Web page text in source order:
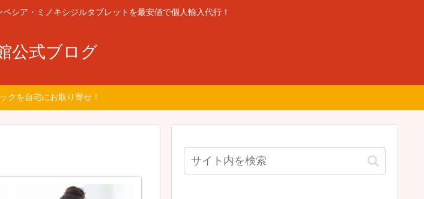
シア・ミノキシジルタブレットを最安値で個人輸入代行！
公式ブログ
クを自宅にお取り寄せ！